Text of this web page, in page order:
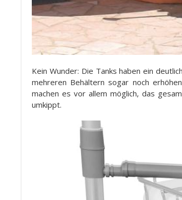
Kein Wunder: Die Tanks haben ein
mehreren Behältern sogar noch
machen es vor allem möglich, das
umkippt.